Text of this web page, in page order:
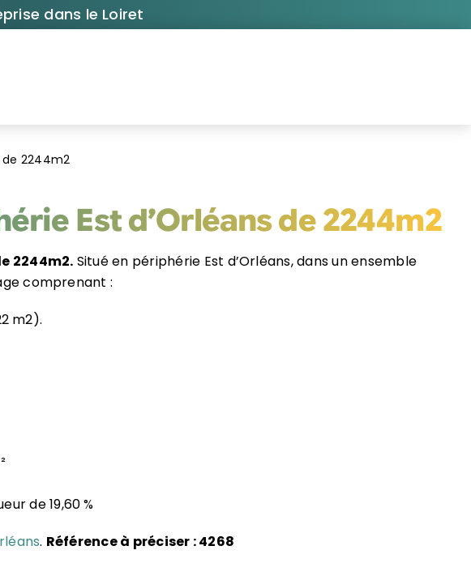
dans le Loiret
de 2244m2
Est d’Orléans de 2244m2
2244m2. Situé en périphérie Est d’Orléans, dans un ensemble
comprenant :
m2).
de 19,60 %
. Référence à préciser : 4268